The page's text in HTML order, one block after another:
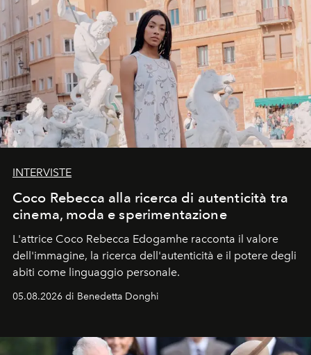
INTERVISTE
Coco Rebecca alla ricerca di autenticità tra
cinema, moda e sperimentazione
L'attrice Coco Rebecca Edogamhe racconta il valore
dell'immagine, la ricerca dell'autenticità e il potere degli
abiti come linguaggio personale.
05.08.2026 di Benedetta Donghi